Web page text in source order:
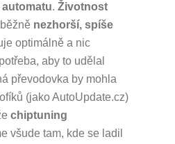
. Životnost
nezhorší, spíše
optimálně a nic
aby to udělal
převodovka by mohla
(jako AutoUpdate.cz)
chiptuning
všude tam, kde se ladil